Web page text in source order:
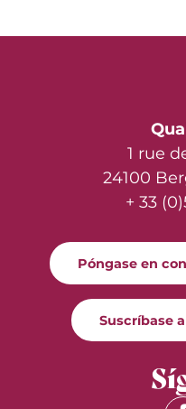
1 rue
24100
+ 33
Póngase en
Suscríbase